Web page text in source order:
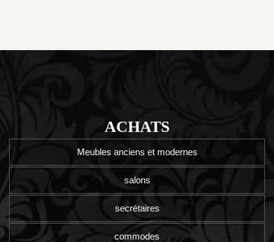
ACHATS
Meubles anciens et modernes
salons
secrétaires
commodes